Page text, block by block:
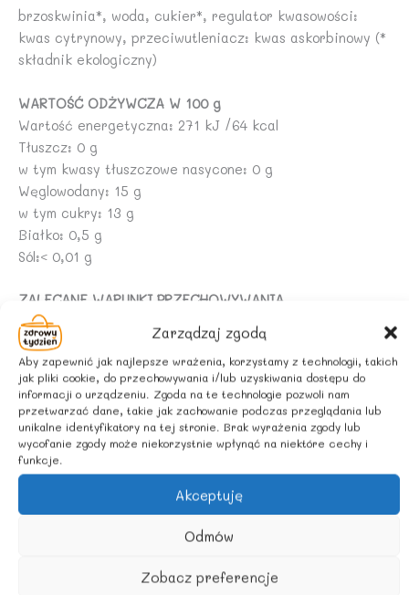
Zarządzaj zgodą
Aby zapewnić jak najlepsze wrażenia, korzystamy z technologii, takich
jak pliki cookie, do przechowywania i/lub uzyskiwania dostępu do
informacji o urządzeniu. Zgoda na te technologie pozwoli nam
przetwarzać dane, takie jak zachowanie podczas przeglądania lub
unikalne identyfikatory na tej stronie. Brak wyrażenia zgody lub
wycofanie zgody może niekorzystnie wpłynąć na niektóre cechy i
funkcje.
Akceptuję
Odmów
Zobacz preferencje
AARTS
brzoskwinia*, woda, cukier*, regulator kwasowości:
kwas cytrynowy, przeciwutleniacz: kwas askorbinowy (*
składnik ekologiczny)
WARTOŚĆ ODŻYWCZA W 100 g
Wartość energetyczna: 271 kJ /64 kcal
Tłuszcz: 0 g
w tym kwasy tłuszczowe nasycone: 0 g
Węglowodany: 15 g
w tym cukry: 13 g
Białko: 0,5 g
Sól:< 0,01 g
ZALECANE WARUNKI PRZECHOWYWANIA
Po otwarciu przechowywać w lodówce (max. 7°C) i
spożyć w ciągu kilku dni
Podobne produkty